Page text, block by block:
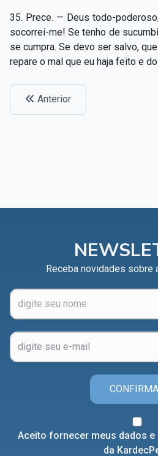
escolhidos
Capítulo XIX — A fé transporta
Capítulo XXI — Haverá falsos
profetas
Capítulo XXVI — Dai
gratuitamente recebestes
Capítulo XXVII — Pedi e
Capítulo XXVIII — Coletânea
35. Prece. — Deus todo-
socorrei-me! Se tenho de
se cumpra. Se devo ser salvo,
repare o mal que eu haja feito e
Anterior
Receba novidades sobre
Aceito fornecer meus dados
da